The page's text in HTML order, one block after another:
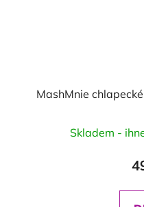
MashMnie
Skladem -